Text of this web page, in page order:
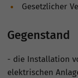
Gesetzlicher
Gegenstand
- die Installation
elektrischen